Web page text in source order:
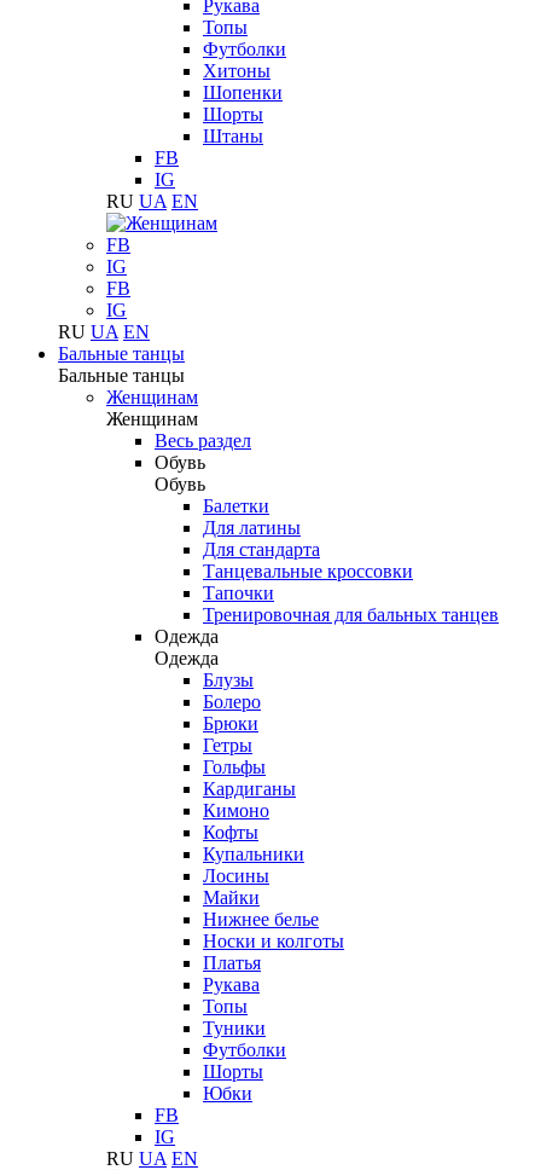
Рукава
Топы
Футболки
Хитоны
Шопенки
Шорты
Штаны
FB
IG
RU UA EN
FB
IG
FB
IG
RU UA EN
Бальные танцы
Бальные танцы
Женщинам
Женщинам
Весь раздел
Обувь
Обувь
Балетки
Для латины
Для стандарта
Танцевальные кроссовки
Тапочки
Тренировочная для бальных танцев
Одежда
Одежда
Блузы
Болеро
Брюки
Гетры
Гольфы
Кардиганы
Кимоно
Кофты
Купальники
Лосины
Майки
Нижнее белье
Носки и колготы
Платья
Рукава
Топы
Туники
Футболки
Шорты
Юбки
FB
IG
RU UA EN